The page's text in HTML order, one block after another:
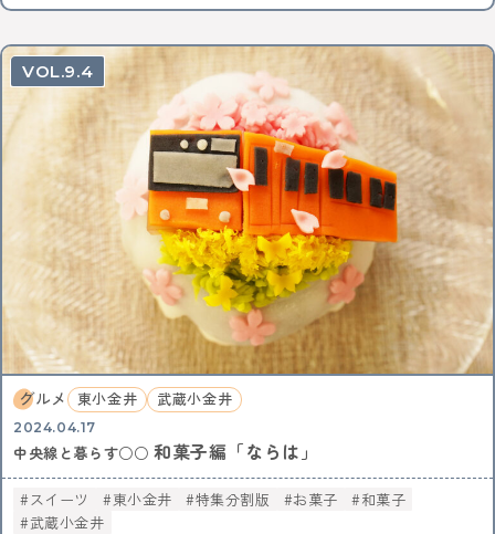
9.4
グルメ 東小金井 武蔵小金井
2024.04.17
中央線と暮らす○○ 和菓子編「ならは」
スイーツ 東小金井 特集分割版 お菓子
和菓子
武蔵小金井